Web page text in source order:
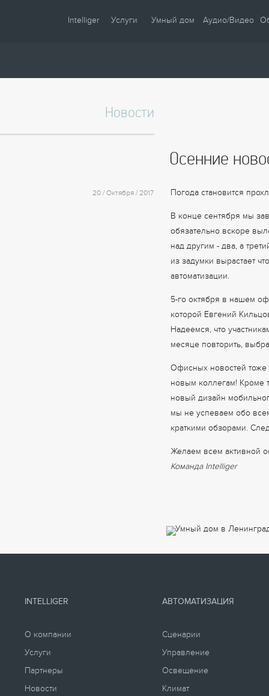
Intelliger
Партнеры
Услуги
Монтаж
Настройка
Умный дом
Управление
Климат
Аудио / Видео
Аудио/Видео
Новости
Осенние
20 / Октября / 2017 Погода становится
В конце сентября мы
обязательно вскоре
над другим - два, а
из задумки вырастает
автоматизации.
5-го октября в нашем
которой Евгений
Надеемся, что
месяце повторить,
Офисных новостей
новым коллегам! Кроме
новый дизайн
мы не успеваем обо
краткими обзорами.
Желаем всем активной
Команда Intelliger
INTELLIGER
О компании
Услуги
Партнеры
Новости
АВТОМАТИЗАЦИЯ
Сценарии
Управление
Освещение
Климат